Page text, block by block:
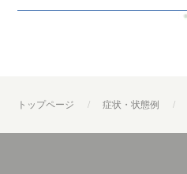
トップページ 症状・状態例